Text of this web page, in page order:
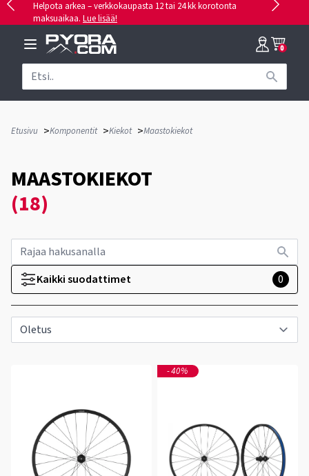
Helpota arkea – verkkokaupasta 12 tai 24 kk korotonta
maksuaikaa. Lue lisää!
0
Etusivu >Komponentit >Kiekot >Maastokiekot
MAASTOKIEKOT
(18)
Kaikki suodattimet 0
-40%